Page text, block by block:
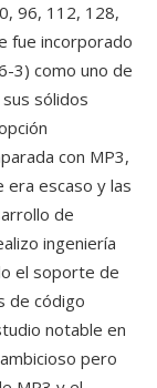
96, 112, 128,
fue incorporado
3) como uno de
sólidos
con MP3,
escaso y las
de
ingeniería
el soporte de
de código
notable en
pero